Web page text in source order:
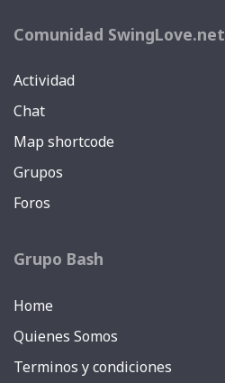
Comunidad SwingLove.net
Actividad
Chat
Map shortcode
Grupos
Foros
Grupo Bash
Home
Quienes Somos
Terminos y condiciones